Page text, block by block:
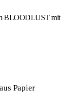
BLOODLUST mit